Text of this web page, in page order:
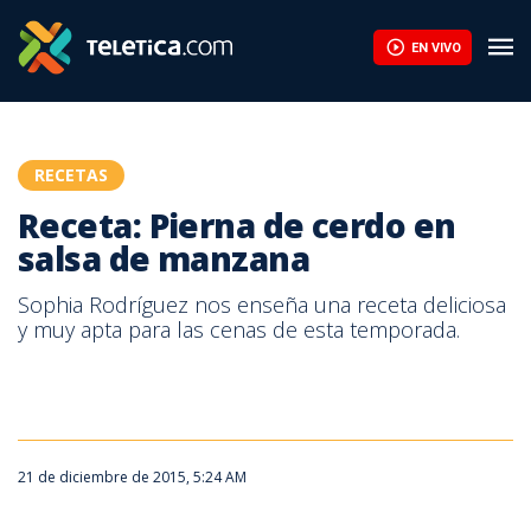
EN VIVO
RECETAS
Receta: Pierna de cerdo en
salsa de manzana
Sophia Rodríguez nos enseña una receta deliciosa
y muy apta para las cenas de esta temporada.
21 de diciembre de 2015, 5:24 AM